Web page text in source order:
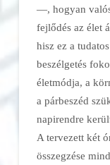
—, hogyan
fejlődés az élet
hisz ez a
beszélgetés
életmódja, a
a párbeszéd
napirendre
A tervezett két
összegzése